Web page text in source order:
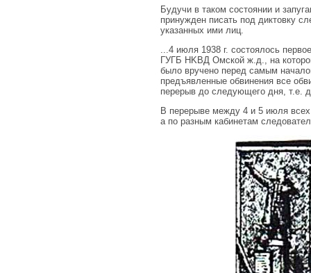
Будучи в таком состоянии и
принужден писать под диктовку
указанных ими лиц.
...4 июля 1938 г. состоялось
ГУГБ HKBД Омской ж.д., на
было вручено перед самым
предъявленные обвинения все
перерыв до следующего дня, т.е.
В перерыве между 4 и 5 июля
а по разным кабинетам